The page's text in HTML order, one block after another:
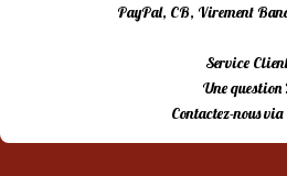
PayPal, CB, Virement
Service
Une question
Contactez-nous via